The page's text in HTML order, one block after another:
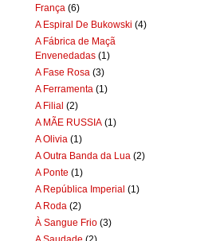
França (6)
A Espiral De Bukowski (4)
A Fábrica de Maçã
Envenedadas (1)
A Fase Rosa (3)
A Ferramenta (1)
A Filial (2)
A MÃE RUSSIA (1)
A Olivia (1)
A Outra Banda da Lua (2)
A Ponte (1)
A República Imperial (1)
A Roda (2)
À Sangue Frio (3)